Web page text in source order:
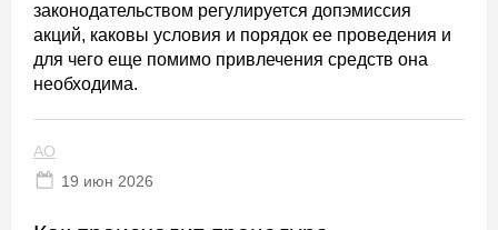
законодательством регулируется допэмиссия
акций, каковы условия и порядок ее проведения и
для чего еще помимо привлечения средств она
необходима.
АО
19 июн 2026